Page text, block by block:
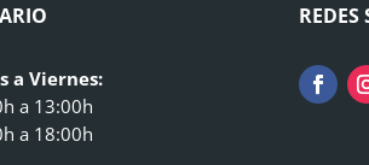
a Viernes:
a 13:00h
a 18:00h
REDES